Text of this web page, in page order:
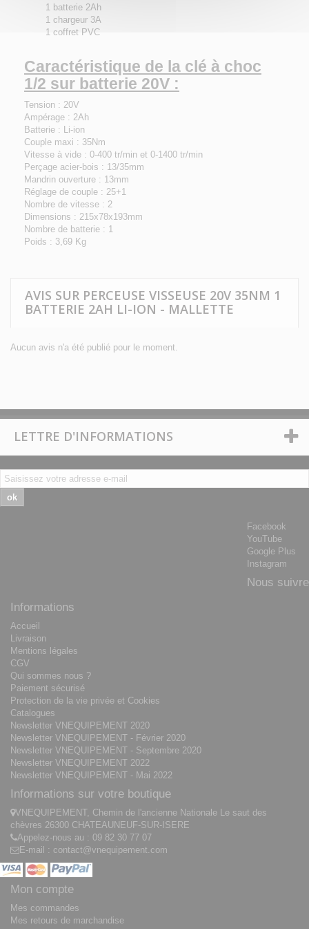
1 batterie 2Ah
1 chargeur 3A
1 coffret PVC
Caractéristique de la clé à choc
1/2 sur batterie 20V :
Tension : 20V
Ampérage : 2Ah
Batterie : Li-ion
Couple maxi : 35Nm
Vitesse à vide : 0-400 tr/min et 0-1400 tr/min
Perçage acier-bois : 13/35mm
Mandrin ouverture : 13mm
Réglage de couple : 25+1
Nombre de vitesse : 2
Dimensions : 215x78x193mm
Nombre de batterie : 1
Poids : 3,69 Kg
AVIS SUR PERCEUSE VISSEUSE 20V 35NM 1
BATTERIE 2AH LI-ION - MALLETTE
Aucun avis n'a été publié pour le moment.
LETTRE D'INFORMATIONS
ok
Facebook
YouTube
Google Plus
Instagram
Nous suivre
Informations
Accueil
Livraison
Mentions légales
CGV
Qui sommes nous ?
Paiement sécurisé
Protection de la vie privée et Cookies
Catalogues
Newsletter VNEQUIPEMENT 2020
Newsletter VNEQUIPEMENT - Février 2020
Newsletter VNEQUIPEMENT - Septembre 2020
Newsletter VNEQUIPEMENT 2022
Newsletter VNEQUIPEMENT - Mai 2022
Informations sur votre boutique
VNEQUIPEMENT, Chemin de l'ancienne Nationale Le saut des
chèvres 26300 CHATEAUNEUF-SUR-ISERE
Appelez-nous au : 09 82 30 77 07
E-mail : contact@vnequipement.com
Mon compte
Mes commandes
Mes retours de marchandise